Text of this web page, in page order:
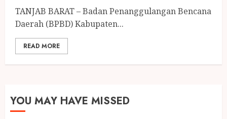
TANJAB BARAT – Badan Penanggulangan Bencana
Daerah (BPBD) Kabupaten...
READ MORE
YOU MAY HAVE MISSED